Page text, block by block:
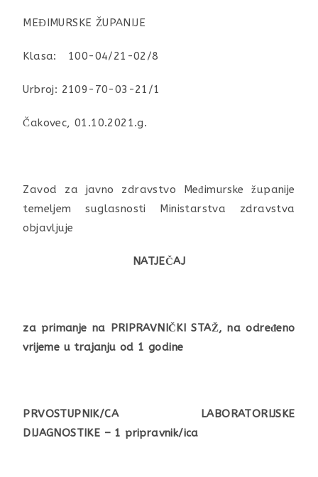
MEĐIMURSKE ŽUPANIJE
Klasa: 100-04/21-02/8
Urbroj: 2109-70-03-21/1
Čakovec, 01.10.2021.g.
Zavod za javno zdravstvo Međimurske županije
temeljem suglasnosti Ministarstva zdravstva
objavljuje
NATJEČAJ
za primanje na PRIPRAVNIČKI STAŽ, na određeno
vrijeme u trajanju od 1 godine
PRVOSTUPNIK/CA LABORATORIJSKE
DIJAGNOSTIKE – 1 pripravnik/ica